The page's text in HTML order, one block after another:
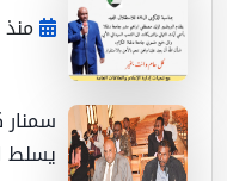
منذ سنة
سمنار كلية
يسلط الضو...